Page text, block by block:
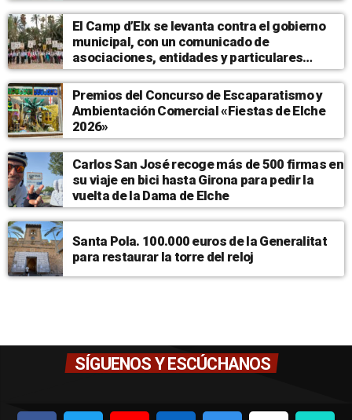
El Camp d’Elx se levanta contra el gobierno
municipal, con un comunicado de
asociaciones, entidades y particulares
respaldando a la UFECE
Premios del Concurso de Escaparatismo y
Ambientación Comercial «Fiestas de Elche
2026»
Carlos San José recoge más de 500 firmas en
su viaje en bici hasta Girona para pedir la
vuelta de la Dama de Elche
Santa Pola. 100.000 euros de la Generalitat
para restaurar la torre del reloj
SÍGUENOS Y ESCÚCHANOS